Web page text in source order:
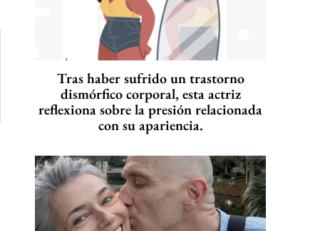
Tras haber sufrido un trastorno
dismórfico corporal, esta actriz
reflexiona sobre la presión relacionada
con su apariencia.